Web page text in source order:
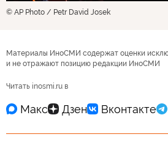
© AP Photo / Petr David Josek
Материалы ИноСМИ содержат оценки
и не отражают позицию редакции ИноСМИ
Читать inosmi.ru в